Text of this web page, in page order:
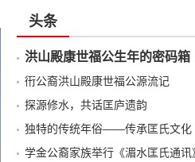
头条
洪山殿康世福公生年的密码箱
衎公裔洪山殿康世福公源流记
探源修水，共话匡庐遗韵
独特的传统年俗——传承匡氏文化